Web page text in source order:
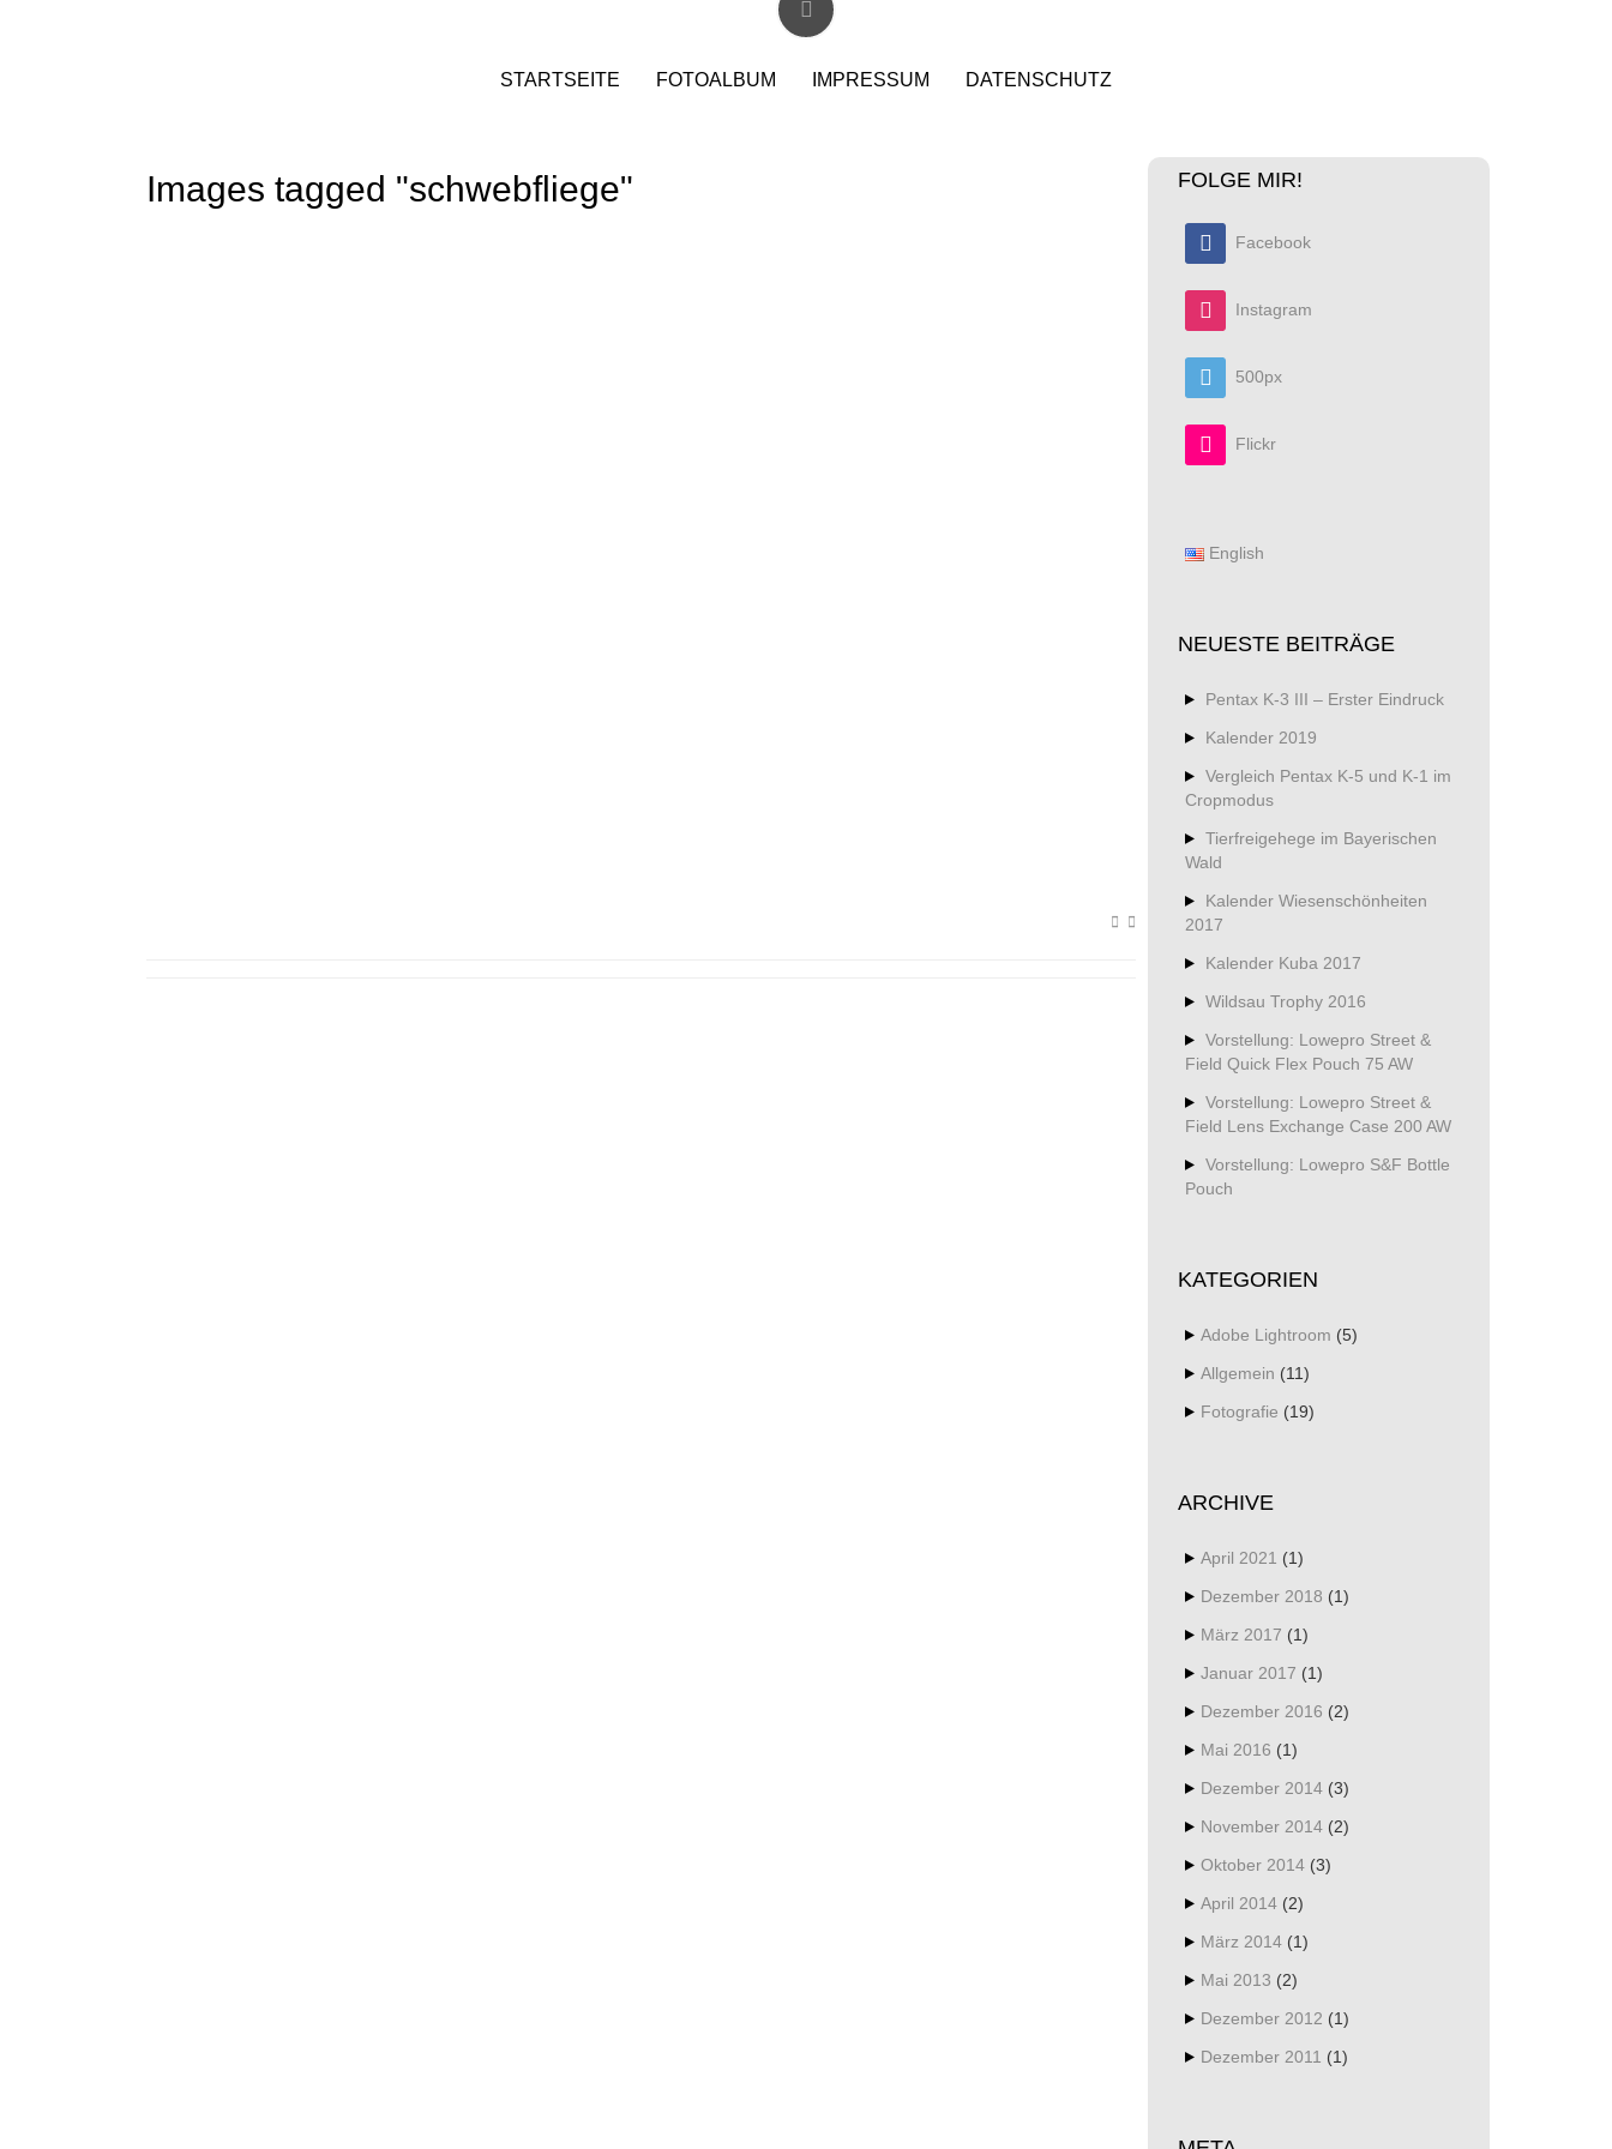
STARTSEITE FOTOALBUM IMPRESSUM DATENSCHUTZ
Images tagged "schwebfliege" FOLGE MIR!
Facebook
Instagram
500px
Flickr
English
NEUESTE BEITRÄGE
Pentax K-3 III – Erster Eindruck
Kalender 2019
Vergleich Pentax K-5 und K-1 im
Cropmodus
Tierfreigehege im Bayerischen
Wald
Kalender Wiesenschönheiten
2017
Kalender Kuba 2017
Wildsau Trophy 2016
Vorstellung: Lowepro Street &
Field Quick Flex Pouch 75 AW
Vorstellung: Lowepro Street &
Field Lens Exchange Case 200 AW
Vorstellung: Lowepro S&F Bottle
Pouch
KATEGORIEN
Adobe Lightroom (5)
Allgemein (11)
Fotografie (19)
ARCHIVE
April 2021 (1)
Dezember 2018 (1)
März 2017 (1)
Januar 2017 (1)
Dezember 2016 (2)
Mai 2016 (1)
Dezember 2014 (3)
November 2014 (2)
Oktober 2014 (3)
April 2014 (2)
März 2014 (1)
Mai 2013 (2)
Dezember 2012 (1)
Dezember 2011 (1)